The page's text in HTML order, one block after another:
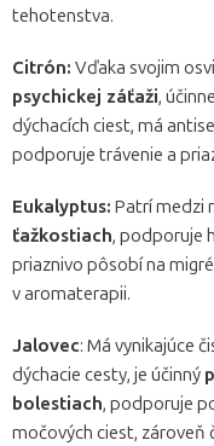
tehotenstva.
Citrón: Vďaka svojim
psychickej záťaži,
dýchacích ciest, má
podporuje trávenie a
Eukalyptus: Patrí medzi
ťažkostiach, podporuje
priaznivo pôsobí na
v aromaterapii.
Jalovec: Má vynikajúce
dýchacie cesty, je účinný
bolestiach, podporuje
močových ciest, zároveň